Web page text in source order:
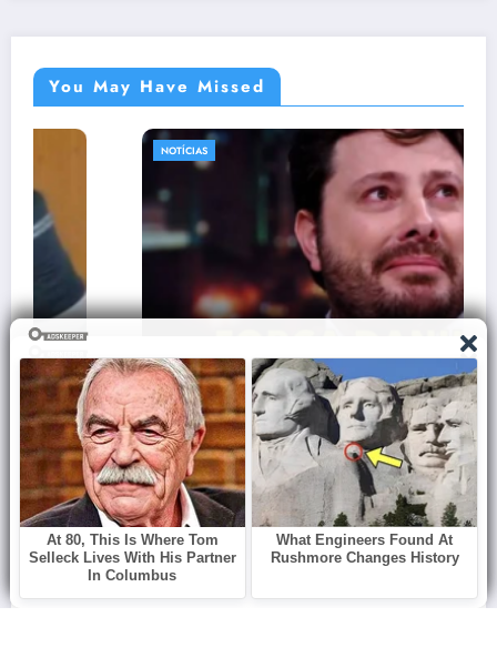
You May Have Missed
Danilo Gentili lamenta morte de grande